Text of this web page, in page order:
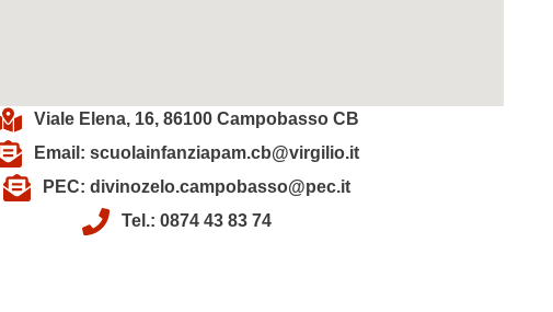
Viale Elena, 16, 86100 Campobasso CB
Email: scuolainfanziapam.cb@virgilio.it
PEC: divinozelo.campobasso@pec.it
Tel.: 0874 43 83 74